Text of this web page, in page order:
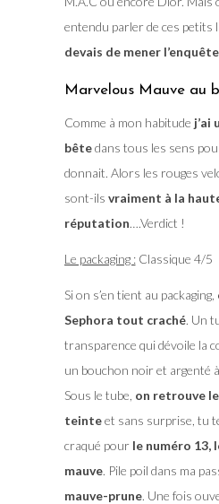
entendu parler de ces petits
devais de mener
Marvelous Mauve au
Comme à mon habitude j’ai
bêtedans tous les sens
donnait. Alors les rouges
sont-ils vraiment à la
réputation….Verdict !
Le packaging :Classique 4/5
Si on s’en tient au packaging,
Sephora tout craché. Un
transparence qui dévoile la
un bouchon noir et argenté à
Sous le tube, on retrouve
teinteet sans surprise, tu
craqué pour le numéro 13,
mauve. Pile poil dans ma
mauve-prune. Une fois